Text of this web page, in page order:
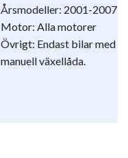
Årsmodeller: 2001-2007
Motor: Alla motorer
Övrigt: Endast bilar med
manuell växellåda.